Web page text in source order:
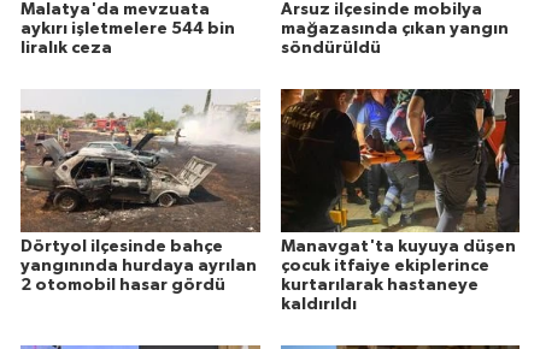
Malatya'da mevzuata
aykırı işletmelere 544 bin
liralık ceza
Arsuz ilçesinde mobilya
mağazasında çıkan yangın
söndürüldü
Dörtyol ilçesinde bahçe
yangınında hurdaya ayrılan
2 otomobil hasar gördü
Manavgat'ta kuyuya düşen
çocuk itfaiye ekiplerince
kurtarılarak hastaneye
kaldırıldı